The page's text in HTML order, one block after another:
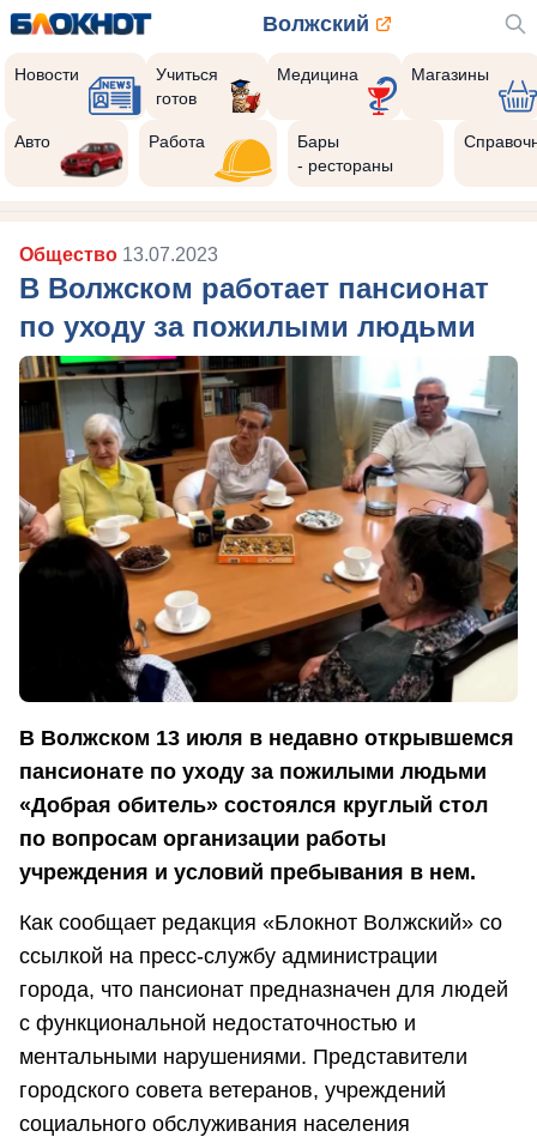
Волжский
Новости
Учиться
готов
Медицина Магазины
Авто Работа
Бары
- рестораны
Общество 13.07.2023
В Волжском работает пансионат
по уходу за пожилыми людьми
В Волжском 13 июля в недавно открывшемся
пансионате по уходу за пожилыми людьми
«Добрая обитель» состоялся круглый стол
по вопросам организации работы
учреждения и условий пребывания в нем.
Как сообщает редакция «Блокнот Волжский» со
ссылкой на пресс-службу администрации
города, что пансионат предназначен для людей
с функциональной недостаточностью и
ментальными нарушениями. Представители
городского совета ветеранов, учреждений
социального обслуживания населения